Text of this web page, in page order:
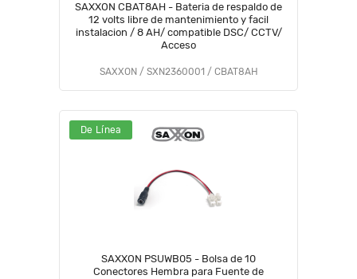
SAXXON CBAT8AH - Bateria de respaldo de
12 volts libre de mantenimiento y facil
instalacion / 8 AH/ compatible DSC/ CCTV/
Acceso
SAXXON / SXN2360001 / CBAT8AH
De Línea
SAXXON PSUWB05 - Bolsa de 10
Conectores Hembra para Fuente de